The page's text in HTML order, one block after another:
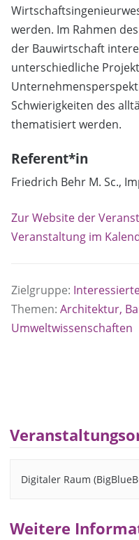
werden. Im Rahmen
der Bauwirtschaft
unterschiedliche
Schwierigkeiten des
thematisiert werden.
Referent*in
Friedrich Behr M. Sc.,
Zur Website der
Veranstaltung im
Zielgruppe:
Themen: Architektur,
Umweltwissenschaften
Digitaler Raum
Weitere